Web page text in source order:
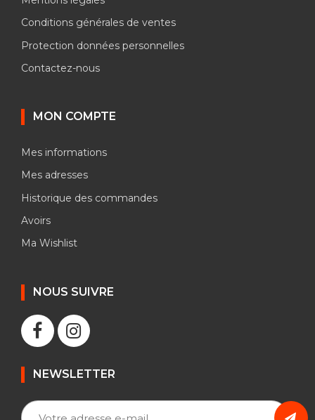
Conditions générales de ventes
Protection données personnelles
Contactez-nous
MON COMPTE
Mes informations
Mes adresses
Historique des commandes
Avoirs
Ma Wishlist
NOUS SUIVRE
NEWSLETTER